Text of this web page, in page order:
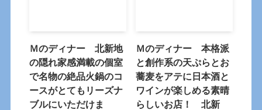
Ｍのディナー 北新地
の隠れ家感満載の個室
で名物の絶品火鍋のコ
ースがとてもリーズナ
ブルにいただけま
Ｍのディナー 本格派
と創作系の天ぷらとお
蕎麦をアテに日本酒と
ワインが楽しめる素晴
らしいお店！ 北新